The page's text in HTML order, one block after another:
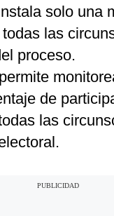
solo una
las
proceso.
de
las